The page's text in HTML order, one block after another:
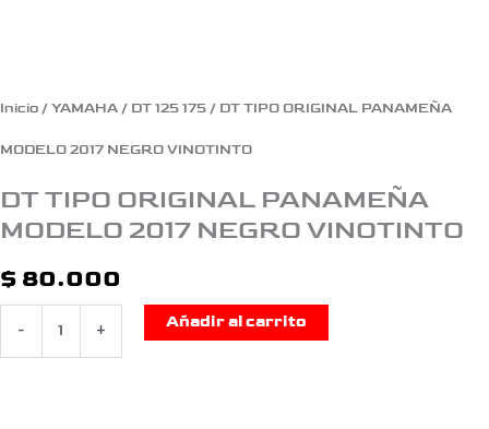
Inicio / YAMAHA / DT 125 175 / DT TIPO ORIGINAL PANAMEÑA
MODELO 2017 NEGRO VINOTINTO
DT TIPO ORIGINAL PANAMEÑA
MODELO 2017 NEGRO VINOTINTO
$ 80.000
- +
Añadir al carrito